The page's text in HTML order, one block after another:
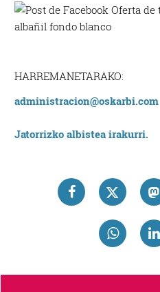
HARREMANETARAKO:
administracion@oskarbi.com
Jatorrizko albistea irakurri.